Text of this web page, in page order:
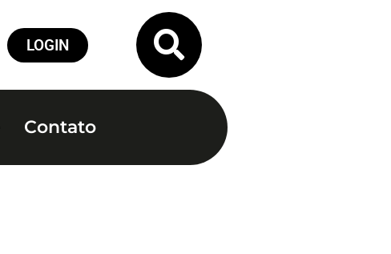
LOGIN
Contato